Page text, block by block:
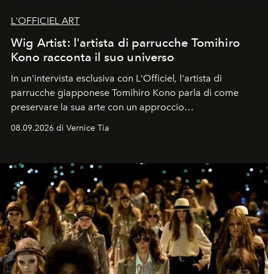
L'OFFICIEL ART
Wig Artist: l'artista di parrucche Tomihiro
Kono racconta il suo universo
In un'intervista esclusiva con L'Officiel , l'artista di
parrucche giapponese Tomihiro Kono parla di come
preservare la sua arte con un approccio
contemporaneo.
08.09.2026 di Vernice Tia